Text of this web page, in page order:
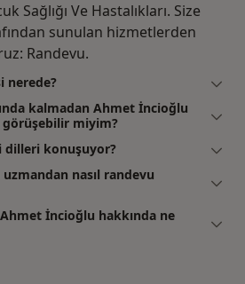
Sağlığı Ve Hastalıkları. Size
sunulan hizmetlerden
Randevu.
nerede?
kalmadan Ahmet İncioğlu
miyim?
dilleri konuşuyor?
nasıl randevu
İncioğlu hakkında ne